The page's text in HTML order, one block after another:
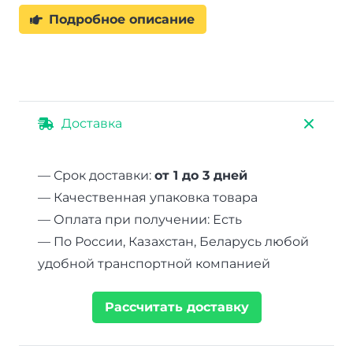
Подробное описание
Доставка
— Срок доставки: от 1 до 3 дней
— Качественная упаковка товара
— Оплата при получении: Есть
— По России, Казахстан, Беларусь любой
удобной транспортной компанией
Рассчитать доставку